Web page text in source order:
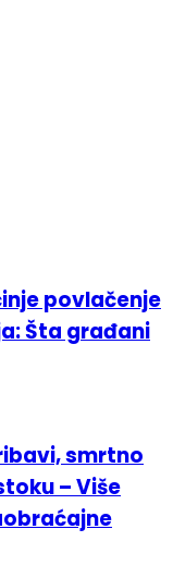
povlačenje
Šta građani
smrtno
– Više